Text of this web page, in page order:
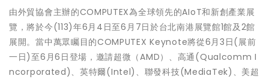
由外貿協會主辦的COMPUTEX為全球領先的AIoT和新創產業展
覽，將於今(113)年6月4日至6月7日於台北南港展覽館1館及2館
展開。當中萬眾矚目的COMPUTEX Keynote將從6月3日(展前
一日)至6月6日登場，邀請超微（AMD）、高通(Qualcomm I
ncorporated)、英特爾(Intel)、聯發科技(MediaTek)、美超